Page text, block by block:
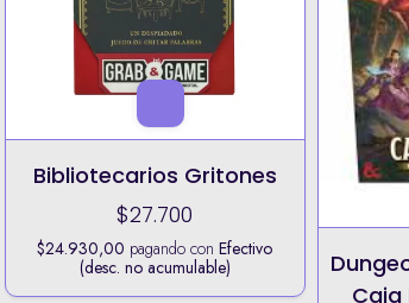
Bibliotecarios Gritones
$27.700
$24.930,00 pagando conEfectivo
(desc. no acumulable)
Caja